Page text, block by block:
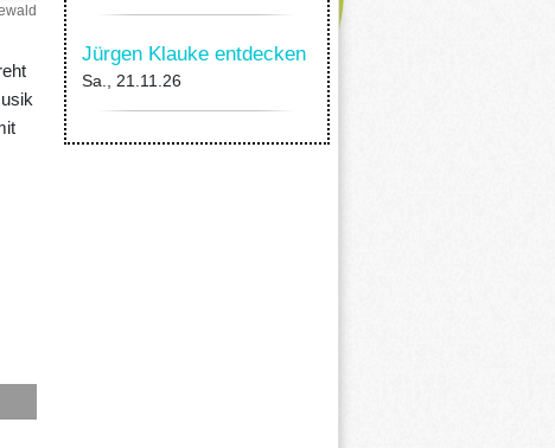
Jürgen Klauke entdecken
Sa., 21.11.26